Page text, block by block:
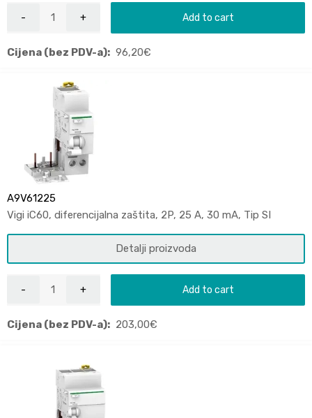
Add to cart
Cijena (bez PDV-a): 96,20€
A9V61225
Vigi iC60, diferencijalna zaštita, 2P, 25 A, 30 mA, Tip SI
Detalji proizvoda
Add to cart
Cijena (bez PDV-a): 203,00€